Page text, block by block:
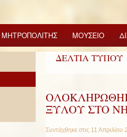
ΜΗΤΡΟΠΟΛΙΤΗΣ ΜΟΥΣΕΙΟ
ΔΕΛΤΙΑ ΤΥΠΟΥ
ΞΥΛΟΥ ΣΤΟ
Συντάχθηκε στις 11 Απριλίου